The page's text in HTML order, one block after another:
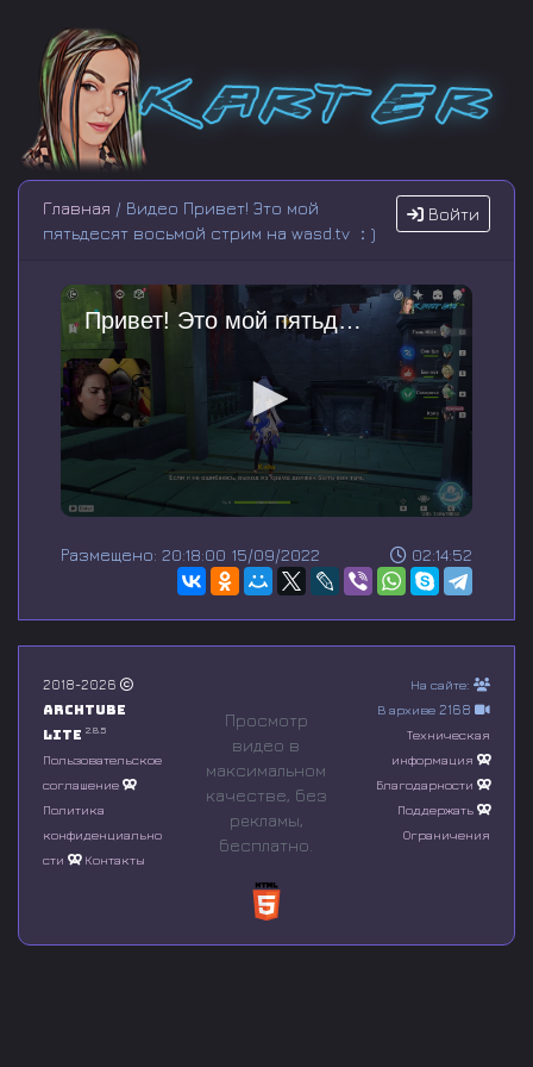
Войти
Главная / Видео Привет! Это мой
пятьдесят восьмой стрим на wasd.tv ：)
Привет! Это мой пятьдесят восьмой стрим на wasd.tv ：) [1154153]
e
n
o
f
0
s
o
n
d
02:14:52
Размещено: 20:18:00 15/09/2022
2018-2026
Archtube
Lite 2.8.5
Пользовательское
соглашение
Политика
конфиденциально
сти
Контакты
Просмотр
видео в
максимальном
качестве, без
рeкламы,
бесплатно.
На сайте:
В архиве 2168
Техническая
информация
Благодарности
Поддержать
Ограничения